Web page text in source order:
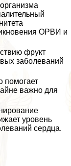
ОРВИ и
фрукт
заболеваний
помогает
важно для
уровень
сердца.